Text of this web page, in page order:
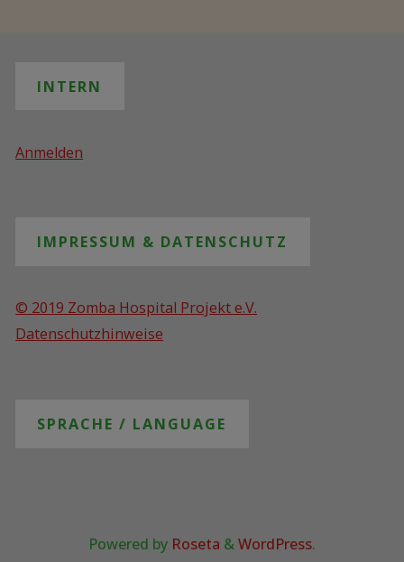
INTERN
Anmelden
IMPRESSUM & DATENSCHUTZ
© 2019 Zomba Hospital Projekt e.V.
Datenschutzhinweise
SPRACHE / LANGUAGE
Powered by Roseta &WordPress.